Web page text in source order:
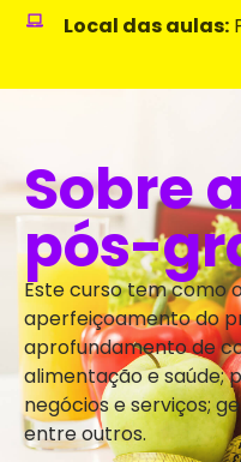
Local das aulas:
Sobre
pós-
Este curso tem como
aperfeiçoamento do
aprofundamento de
alimentação e saúde;
negócios e serviços;
entre outros.